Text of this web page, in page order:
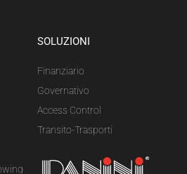
SOLUZIONI
Finanziario
Governativo
Access Control
Transito-Trasporti